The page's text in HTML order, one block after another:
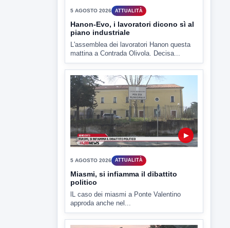
5 AGOSTO 2026 ATTUALITÀ
Hanon-Evo, i lavoratori dicono sì al
piano industriale
L'assemblea dei lavoratori Hanon questa
mattina a Contrada Olivola. Decisa...
▶
5 AGOSTO 2026 ATTUALITÀ
Miasmi, si infiamma il dibattito
politico
lL caso dei miasmi a Ponte Valentino
approda anche nel...